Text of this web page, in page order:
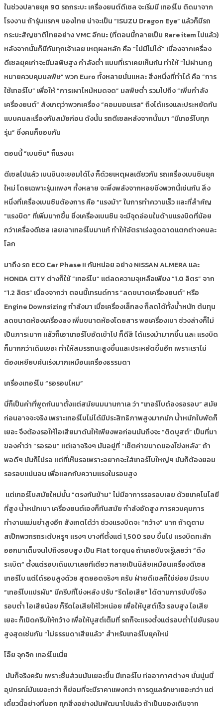
ในช่วงปลายยุค 90 รถกระบะ เครื่องยนต์ดีเซล จะเริ่มมี เทอร์โบ ติดมาจาก
โรงงาน ถ้ารุ่นแรกๆ ของไทย น่าจะเป็น “ISUZU Dragon Eye” แล้วก็มีรถ
กระบะสัญชาติไทยอย่าง VMC อีกนะ (ที่ตอนนี้กลายเป็น Rare item ไปแล้ว)
หลังจากนั้นก็มีกันทุกเจ้าเลย เหตุผลหลัก คือ “ไม่มีไม่ได้” เนื่องจากเครื่อง
ดีเซลยุคเก่าจะมีมลพิษสูง กำลังต่ำ แบบที่เราเคยเห็นกัน ทำให้ “ไม่ผ่านกฏ
หมายควบคุมมลพิษ” พวก Euro ทั้งหลายนั่นแหละ สิ่งหนึ่งที่ทำได้ คือ “การ
ใช้เทอร์โบ” เพื่อให้ “การเผาไหม้หมดจด” มลพิษต่ำ รวมไปถึง “เพิ่มกำลัง
เครื่องยนต์” สังเกตุว่าพวกเครื่อง “คอมมอนเรล” ถึงได้แรงและประหยัดกัน
แบบคนละเรื่องกับสมัยก่อน ดังนั้น รถดีเซลหลังจากนั้นมา “มีเทอร์โบทุก
รุ่น” ซึ่งคนก็ชอบกัน
ตอนนี้ “เบนซิน” ก็แรงนะ
ดีเซลไปแล้ว เบนซินจะยอมได้ไง ก็ด้วยเหตุผลเดียวกัน รถเครื่องเบนซินยุค
ใหม่ โดยเฉพาะรุ่นแพงๆ ทั้งหลาย จะพึ่งพลังจากหอยซิ่งพวกนี้เช่นกัน สิ่ง
หนึ่งที่เครื่องเบนซินต้องการ คือ “แรงม้า” ในการทำความเร็ว และที่สำคัญ
“แรงบิด” ที่เพิ่มมากขึ้น ซึ่งเครื่องเบนซิน จะมีจุดอ่อนในด้านแรงบิดที่น้อย
กว่าเครื่องดีเซล เลยเอาเทอร์โบมาแก้ ทำให้อัตราเร่งฉูดฉาดแตกต่างคนละ
โลก
มาถึง รถ ECO Car Phase II กันหน่อย อย่าง NISSAN ALMERA และ
HONDA CITY ต่างก็ใช้ “เทอร์โบ” แต่ลดความจุเหลือเพียง “1.0 ลิตร” จาก
“1.2 ลิตร” เนื่องจากว่า ตอนนี้เทรนด์การ “ลดขนาดเครื่องยนต์” หรือ
Engine Downsizing กำลังมา เมื่อเครื่องเล็กลง ก็ลดได้ทั้งน้ำหนัก ต้นทุน
ลดขนาดห้องเครื่องลง เพิ่มขนาดห้องโดยสาร พอเครื่องเบา ช่วงล่างก็ไม่
เป็นภาระมาก แล้วก็เอาเทอร์โบอัดเข้าไป ก็ดีสิ ได้แรงม้ามากขึ้น และ แรงบิด
ก็มากกว่าเดิมเยอะ ทำให้สมรรถนะสูงขึ้นและประหยัดขึ้นอีก เพราะเราไม่
ต้องเหยียบคันเร่งมากเหมือนเครื่องธรรมดา
เครื่องเทอร์โบ “รอรอบไหม”
นี่ก็เป็นคำที่พูดกันมาตั้งแต่สมัยนมนานกาเล ว่า “เทอร์โบต้องรอรอบ” สมัย
ก่อนอาจจะจริง เพราะเทอร์โบไม่ได้มีประสิทธิภาพสูงมากนัก น้ำหนักใบพัดก็
เยอะ จึงต้องรอให้ไอเสียมาดันให้เพียงพอก่อนมันถึงจะ “ติดบูสต์” เป็นที่มา
ของคำว่า “รอรอบ” แต่เอาจริงๆ มันอยู่ที่ “เซ็ตค่าขนาดของโข่งหลัง” ถ้า
พอดีๆ มันก็ไม่รอ แต่ที่เห็นรอเพราะอยากจะใส่เทอร์โบใหญ่ๆ มันก็ต้องยอม
รอรอบแน่นอน เพื่อแลกกับความแรงในรอบสูง
แต่เทอร์โบสมัยใหม่นั้น “ตรงกันข้าม” ไม่มีอาการรอรอบเลย ด้วยเทคโนโลยี
ที่สูง น้ำหนักเบา เครื่องยนต์เองก็ทันสมัย กำลังอัดสูง การควบคุมการ
ทำงานแม่นยำสูงอีก สังเกตได้ว่า ช่วงแรงบิดจะ “กว้าง” มาก ถ้าดูตาม
สเป็กพวกรถระดับหรูๆ แรงๆ บางทีตั้งแต่ 1,500 รอบ ขึ้นไป แรงบิดทะลัก
ออกมาเต็มจนไปถึงรอบสูง เป็น Flat torque ถ้าเคยขับจะรู้เลยว่า “ดึง
ระเบิด” ตั้งแต่รอบเดินเบาเลยทีเดียว กลายเป็นนิสัยเหมือนเครื่องดีเซล
เทอร์โบ แต่ได้รอบสูงด้วย สุดยอดจริงๆ ครับ ฝ่ายดีเซลก็ใช่ย่อย มีระบบ
“เทอร์โบแปรผัน” มีครีบที่โข่งหลัง ปรับ “รีดไอเสีย” ได้ตามการขับขี่จริง
รอบต่ำ ไอเสียน้อย ก็รีดไอเสียให้ไวหน่อย เพื่อให้บูสต์เร็ว รอบสูง ไอเสีย
เยอะ ก็เปิดครีบให้กว้าง เพื่อให้บูสต์เต็มที่ รถก็จะแรงตั้งแต่รอบต่ำไปยันรอบ
สูงสุดเช่นกัน “ไม่ธรรมดาเสียแล้ว” สำหรับเทอร์โบยุคใหม่
โอ๊ย จุกจิก เทอร์โบเนี่ย
มันก็จริงครับ เพราะชิ้นส่วนมันเยอะขึ้น มีเทอร์โบ ท่ออากาศต่างๆ นั่นนู่นนี่
อุปกรณ์มันเยอะกว่า ก็ย่อมที่จะมีราคาแพงกว่า การดูแลรักษาเยอะกว่า แต่
เดี๋ยวนี้อย่างที่บอก ทุกสิ่งอย่างมันพัฒนาไปแล้ว ถ้าเป็นของเดิมจาก